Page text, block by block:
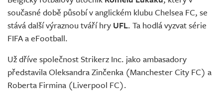
Živě
současné době působí v anglickém klubu Chelsea FC, se
stává další výraznou tváří hry UFL. Ta hodlá vyzvat série
FIFA a eFootball.
Už dříve společnost Strikerz Inc. jako ambasadory
představila Oleksandra Zinčenka (Manchester City FC) a
Roberta Firmina (Liverpool FC).